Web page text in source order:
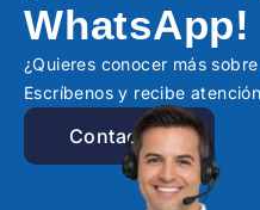
WhatsApp!
¿Quieres conocer más
Escríbenos y recibe
Contactar!